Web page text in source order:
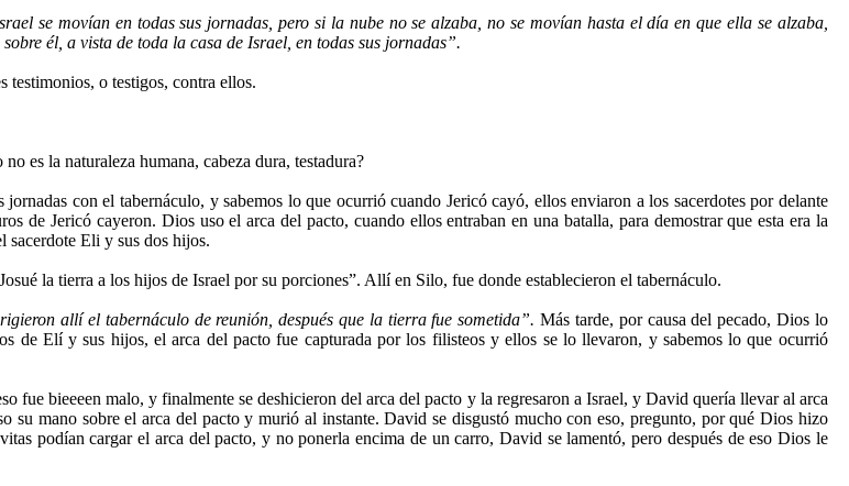
se movían en todas sus jornadas, pero si la nube no se alzaba, no se movían hasta el día en que ella se alzaba,
él, a vista de toda la casa de Israel, en todas sus jornadas”.
testimonios, o testigos, contra ellos.
es la naturaleza humana, cabeza dura, testadura?
con el tabernáculo, y sabemos lo que ocurrió cuando Jericó cayó, ellos enviaron a los sacerdotes por delante
de Jericó cayeron. Dios uso el arca del pacto, cuando ellos entraban en una batalla, para demostrar que esta era la
sacerdote Eli y sus dos hijos.
la tierra a los hijos de Israel por su porciones”. Allí en Silo, fue donde establecieron el tabernáculo.
allí el tabernáculo de reunión, después que la tierra fue sometida”. Más tarde, por causa del pecado, Dios lo
de Elí y sus hijos, el arca del pacto fue capturada por los filisteos y ellos se lo llevaron, y sabemos lo que ocurrió
bieeeen malo, y finalmente se deshicieron del arca del pacto y la regresaron a Israel, y David quería llevar al arca
mano sobre el arca del pacto y murió al instante. David se disgustó mucho con eso, pregunto, por qué Dios hizo
podían cargar el arca del pacto, y no ponerla encima de un carro, David se lamentó, pero después de eso Dios le